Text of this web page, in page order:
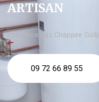
ARTISAN
chaudière gaz Chappee
09 72 66 89 55